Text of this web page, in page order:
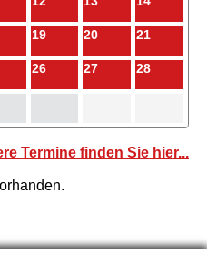
19 20 21
26 27 28
Termine finden Sie hier...